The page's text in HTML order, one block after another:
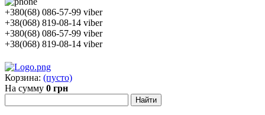
+380(68) 086-57-99 viber
+38(068) 819-08-14 viber
+380(68) 086-57-99 viber
+38(068) 819-08-14 viber
Корзина: (пусто)
На сумму 0 грн